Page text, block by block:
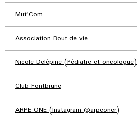
Mut'Com
Association Bout de vie
Nicole Delépine (Pédiatre et oncologue)
Club Fontbrune
ARPE ONE (Instagram @arpeoner)